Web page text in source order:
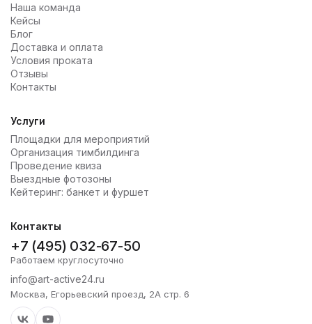
Наша команда
Кейсы
Блог
Доставка и оплата
Условия проката
Отзывы
Контакты
Услуги
Площадки для мероприятий
Организация тимбилдинга
Проведение квиза
Выездные фотозоны
Кейтеринг: банкет и фуршет
Контакты
+7 (495) 032-67-50
Работаем круглосуточно
info@art-active24.ru
Москва, Егорьевский проезд, 2А стр. 6